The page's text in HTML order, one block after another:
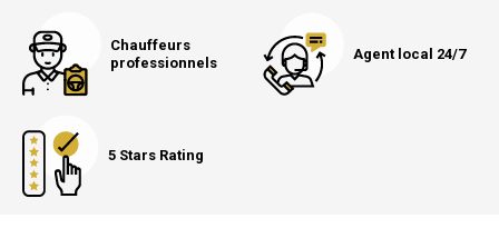
Chauffeurs
professionnels
Agent local 24/7
5 Stars Rating